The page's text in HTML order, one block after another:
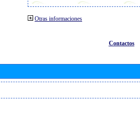
Otras informaciones
Contactos